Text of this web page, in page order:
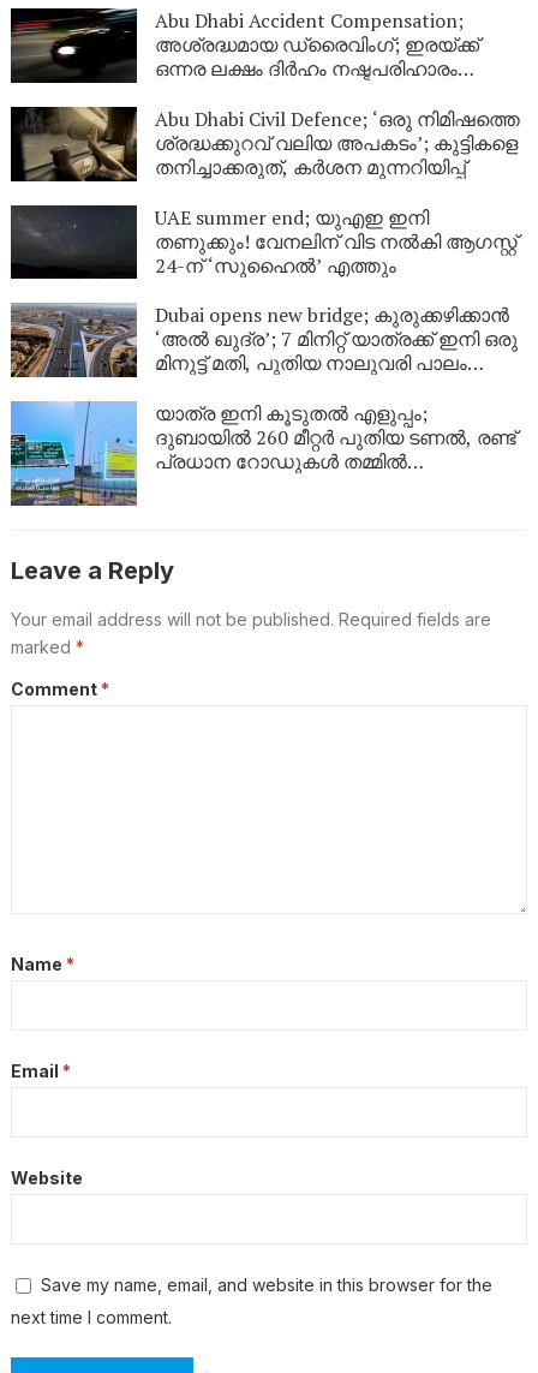
മുൻസിപ്പാലിറ്റി
Abu Dhabi Accident Compensation;
അശ്രദ്ധമായ ഡ്രൈവിംഗ്; ഇരയ്ക്ക്
ഒന്നര ലക്ഷം ദിർഹം നഷ്ടപരിഹാരം
Abu Dhabi Civil Defence; ‘ഒരു നിമിഷത്തെ
ശ്രദ്ധക്കുറവ് വലിയ അപകടം’; കുട്ടികളെ
തനിച്ചാക്കരുത്, കർശന മുന്നറിയിപ്പ്
UAE summer end; യുഎഇ ഇനി
തണുക്കും! വേനലിന് വിട നൽകി ആഗസ്റ്റ്
24-ന് ‘സുഹൈൽ’ എത്തും
Dubai opens new bridge; കുരുക്കഴിക്കാൻ
‘അൽ ഖുദ്ര’; 7 മിനിറ്റ് യാത്രക്ക് ഇനി ഒരു
മിനുട്ട് മതി, പുതിയ നാലുവരി പാലം
യാത്ര ഇനി കൂടുതൽ എളുപ്പം;
ദുബായിൽ 260 മീറ്റർ പുതിയ ടണൽ, രണ്ട്
പ്രധാന റോഡുകൾ തമ്മിൽ
Leave a Reply
Your email address will not be published. Required fields are
marked *
Comment *
Name *
Email *
Website
Save my name, email, and website in this browser for the
next time I comment.